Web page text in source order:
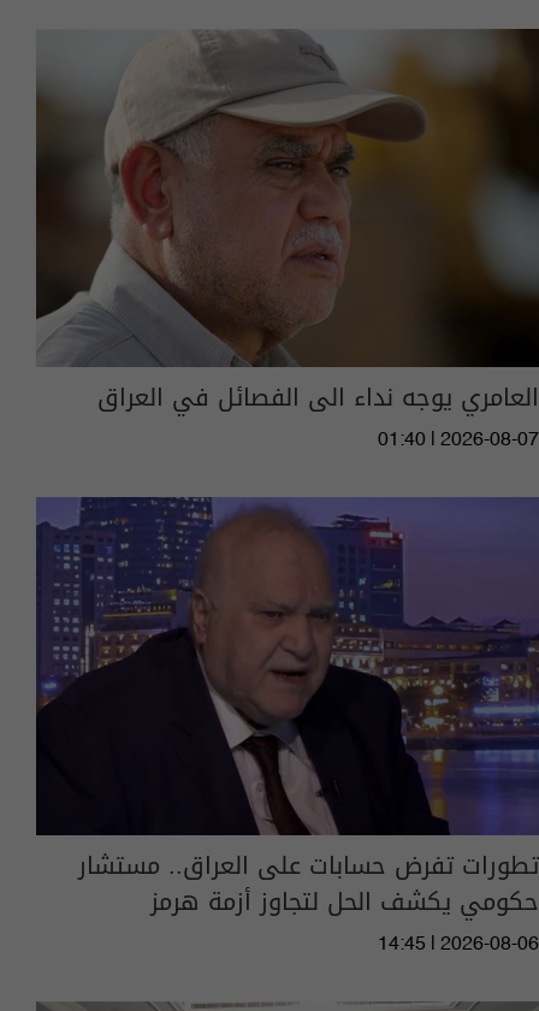
العامري يوجه نداء الى الفصائل في العراق
01:40 | 2026-08-07
تطورات تفرض حسابات على العراق.. مستشار
حكومي يكشف الحل لتجاوز أزمة هرمز
14:45 | 2026-08-06